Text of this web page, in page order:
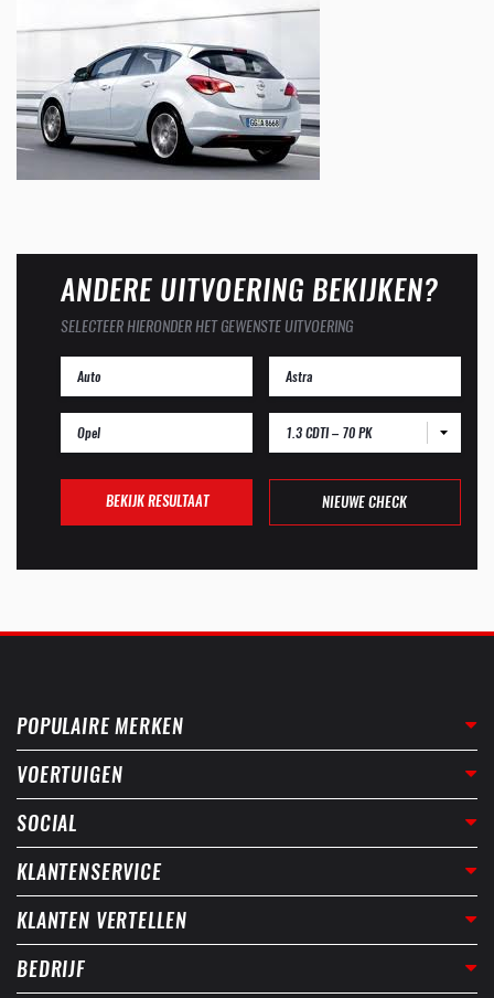
ANDERE UITVOERING BEKIJKEN?
SELECTEER HIERONDER HET GEWENSTE UITVOERING
1.3 CDTI – 70 PK
BEKIJK RESULTAAT NIEUWE CHECK
POPULAIRE MERKEN
VOERTUIGEN
SOCIAL
KLANTENSERVICE
KLANTEN VERTELLEN
BEDRIJF